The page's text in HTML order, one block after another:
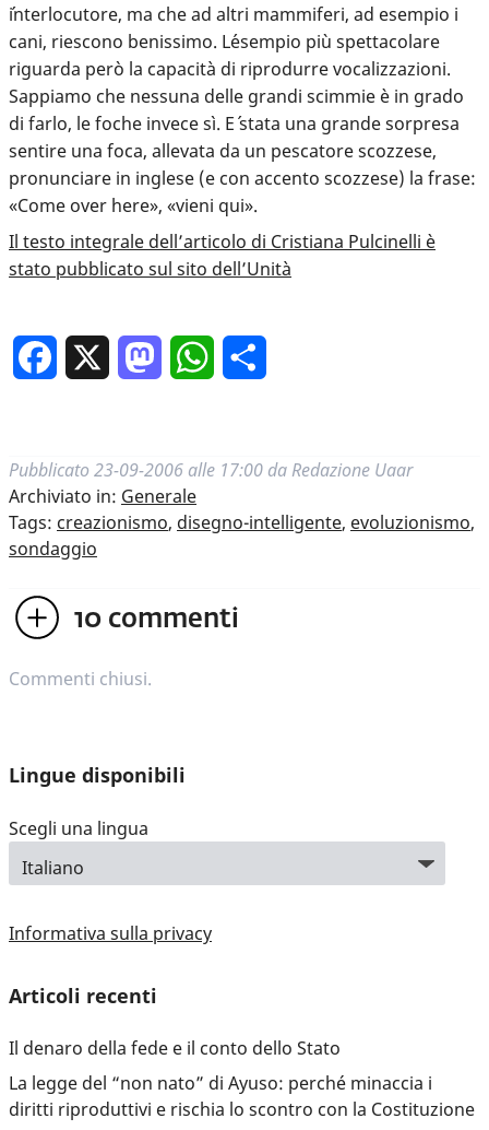
´interlocutore, ma che ad altri mammiferi, ad esempio i
cani, riescono benissimo. L´esempio più spettacolare
riguarda però la capacità di riprodurre vocalizzazioni.
Sappiamo che nessuna delle grandi scimmie è in grado
di farlo, le foche invece sì. E´ stata una grande sorpresa
sentire una foca, allevata da un pescatore scozzese,
pronunciare in inglese (e con accento scozzese) la frase:
«Come over here», «vieni qui».
Il testo integrale dell’articolo di Cristiana Pulcinelli è
stato pubblicato sul sito dell’Unità
Facebook MastodonWhatsApp
Pubblicato 23-09-2006 alle 17:00 da Redazione Uaar
Archiviato in: Generale
Tags: creazionismo, disegno-intelligente, evoluzionismo,
sondaggio
10 commenti
Commenti chiusi.
Lingue disponibili
Scegli una lingua
Informativa sulla privacy
Articoli recenti
Il denaro della fede e il conto dello Stato
La legge del “non nato” di Ayuso: perché minaccia i
diritti riproduttivi e rischia lo scontro con la Costituzione